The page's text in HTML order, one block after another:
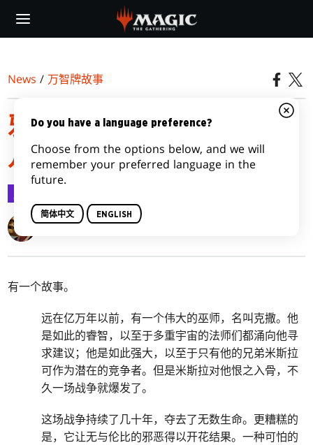
main
News / 万智牌故事
邪军压境|第三集：母亲，
儿子与故事
K. Arsenault Rivera
有一个故事。
远在亿万年以前，有一个伟大的巫师，名叫克撒。他
是如此的睿智，以至于多重宇宙的法师们都涌向他寻
求建议；他是如此强大，以至于只有他的兄弟米斯拉
可作为潜在的竞争者。但是米斯拉对他恨之入骨，不
久一场战争就爆发了。
这场战争持续了几十年，夺去了无数生命。更糟糕的
是，它让无与伦比的邪恶得以开花结果。一种可怕的
Do you have a language preference?
Choose from the options below, and we will
remember your preferred language in the
future.
简体中文 ENGLISH